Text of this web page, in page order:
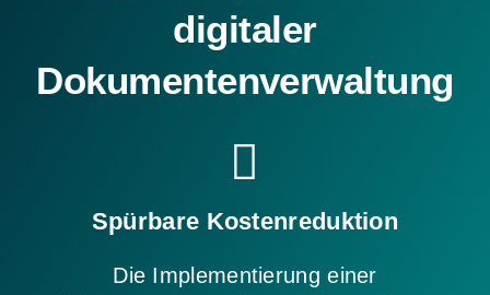
digitaler
Dokumentenverwaltung
Spürbare Kostenreduktion
Die Implementierung einer